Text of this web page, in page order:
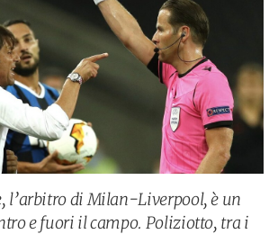
l’arbitro di Milan-Liverpool, è un
e fuori il campo. Poliziotto, tra i